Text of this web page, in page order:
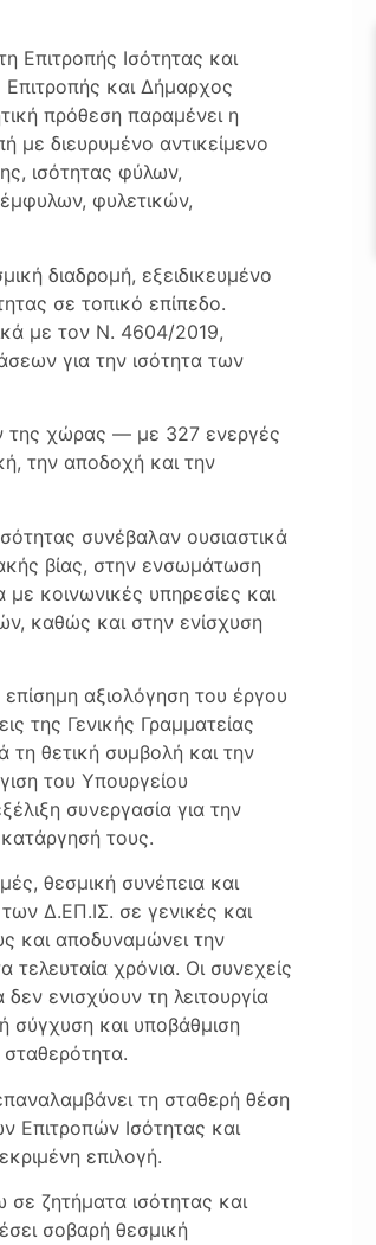
Επιτροπής Ισότητας και
και Δήμαρχος
πρόθεση παραμένει η
με διευρυμένο αντικείμενο
ισότητας φύλων,
φυλετικών,
διαδρομή, εξειδικευμένο
σε τοπικό επίπεδο.
με τον Ν. 4604/2019,
για την ισότητα των
της χώρας — με 327 ενεργές
την αποδοχή και την
συνέβαλαν ουσιαστικά
βίας, στην ενσωμάτωση
με κοινωνικές υπηρεσίες και
καθώς και στην ενίσχυση
αξιολόγηση του έργου
της Γενικής Γραμματείας
τη θετική συμβολή και την
του Υπουργείου
συνεργασία για την
τους.
θεσμική συνέπεια και
Δ.ΕΠ.ΙΣ. σε γενικές και
και αποδυναμώνει την
χρόνια. Οι συνεχείς
ενισχύουν τη λειτουργία
σύγχυση και υποβάθμιση
τη σταθερή θέση
Επιτροπών Ισότητας και
επιλογή.
σε ζητήματα ισότητας και
σοβαρή θεσμική